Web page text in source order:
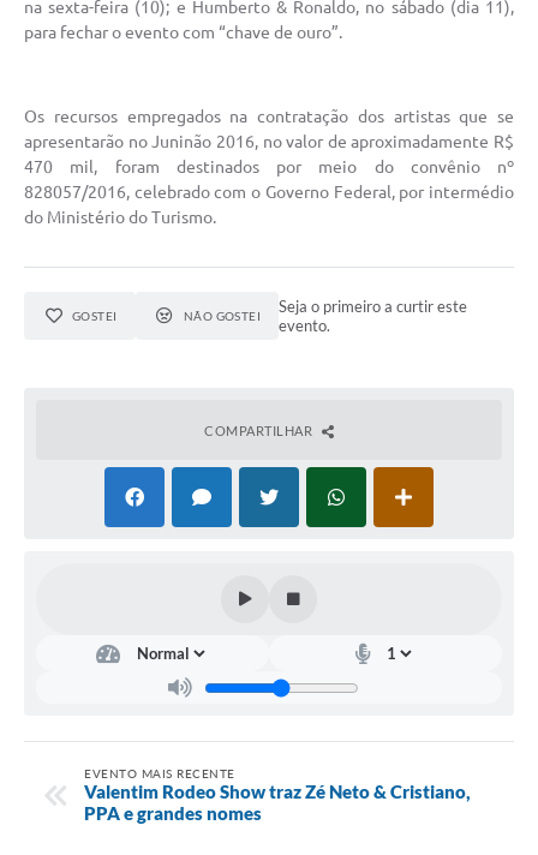
na sexta-feira (10); e Humberto & Ronaldo, no sábado (dia 11),
para fechar o evento com “chave de ouro”.
Os recursos empregados na contratação dos artistas que se
apresentarão no Juninão 2016, no valor de aproximadamente R$
470 mil, foram destinados por meio do convênio nº
828057/2016, celebrado com o Governo Federal, por intermédio
do Ministério do Turismo.
GOSTEI NÃO GOSTEI
Seja o primeiro a curtir este
evento.
COMPARTILHAR
EVENTO MAIS RECENTE
Valentim Rodeo Show traz Zé Neto & Cristiano,
PPA e grandes nomes